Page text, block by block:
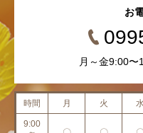
お
月～金9:00
時間 月 火
9:00